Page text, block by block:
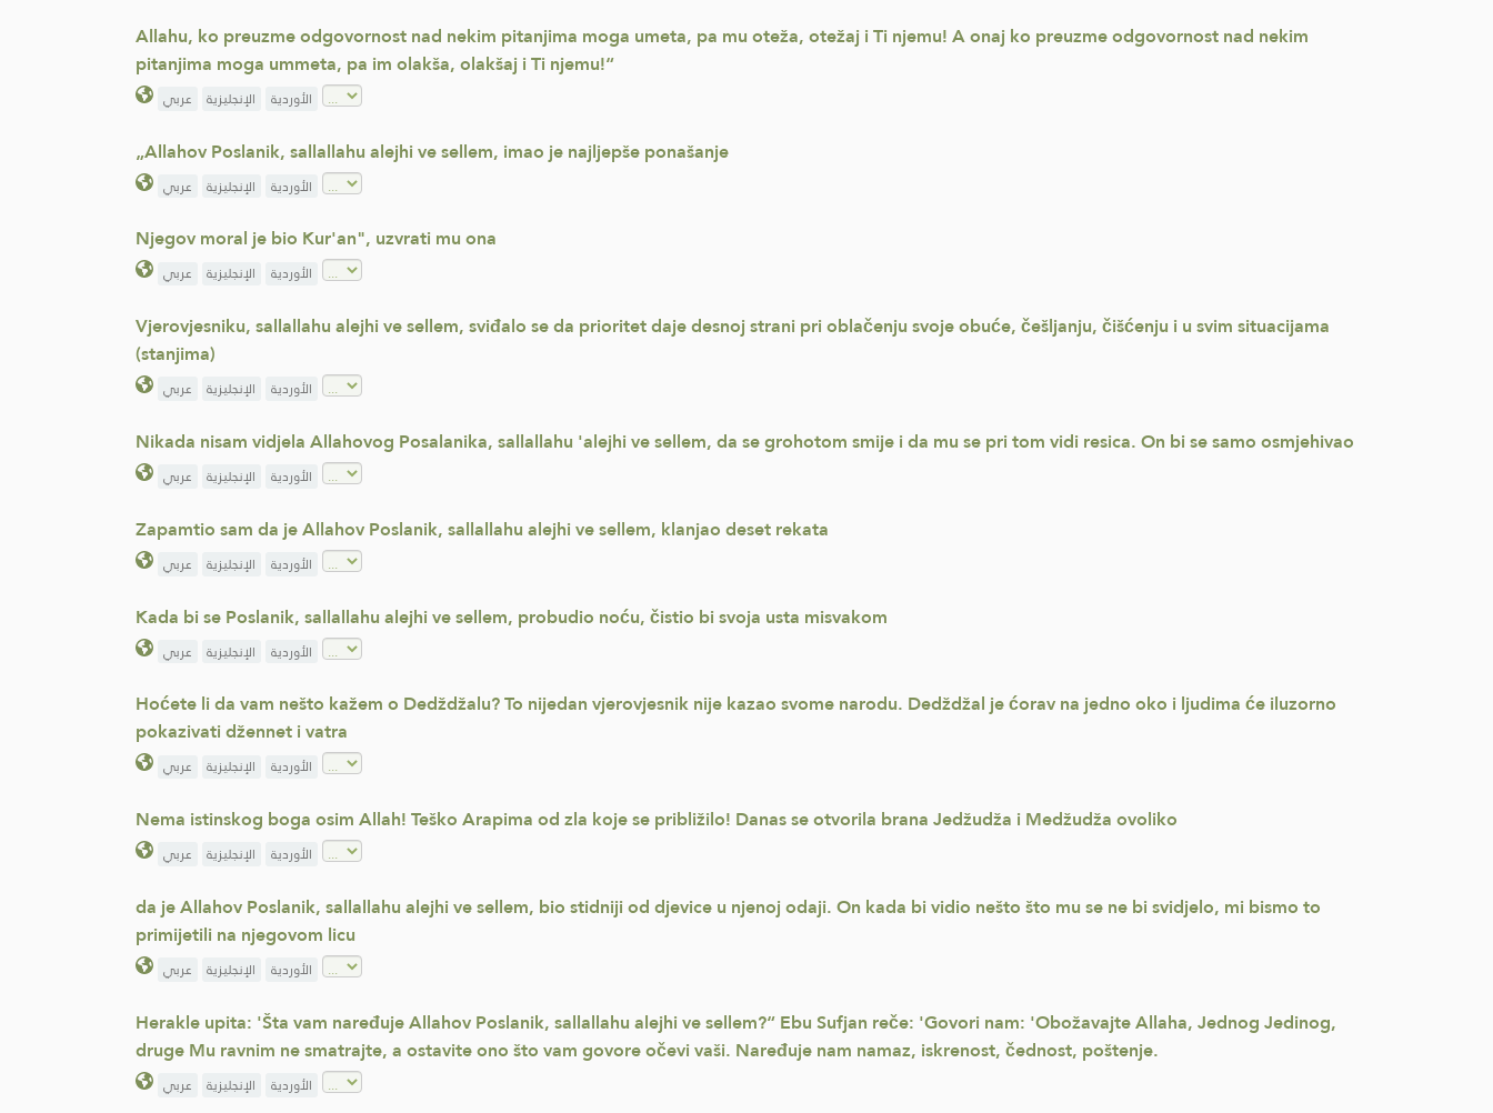
Allahu, ko preuzme odgovornost nad nekim pitanjima moga umeta, pa mu oteža, otežaj i Ti njemu! A onaj ko preuzme odgovornost nad nekim
pitanjima moga ummeta, pa im olakša, olakšaj i Ti njemu!“
عربي الإنجليزية الأوردية
„Allahov Poslanik, sallallahu alejhi ve sellem, imao je najljepše ponašanje
عربي الإنجليزية الأوردية
Njegov moral je bio Kur'an", uzvrati mu ona
عربي الإنجليزية الأوردية
Vjerovjesniku, sallallahu alejhi ve sellem, sviđalo se da prioritet daje desnoj strani pri oblačenju svoje obuće, češljanju, čišćenju i u svim situacijama
(stanjima)
عربي الإنجليزية الأوردية
Nikada nisam vidjela Allahovog Posalanika, sallallahu 'alejhi ve sellem, da se grohotom smije i da mu se pri tom vidi resica. On bi se samo osmjehivao
عربي الإنجليزية الأوردية
Zapamtio sam da je Allahov Poslanik, sallallahu alejhi ve sellem, klanjao deset rekata
عربي الإنجليزية الأوردية
Kada bi se Poslanik, sallallahu alejhi ve sellem, probudio noću, čistio bi svoja usta misvakom
عربي الإنجليزية الأوردية
Hoćete li da vam nešto kažem o Dedždžalu? To nijedan vjerovjesnik nije kazao svome narodu. Dedždžal je ćorav na jedno oko i ljudima će iluzorno
pokazivati džennet i vatra
عربي الإنجليزية الأوردية
Nema istinskog boga osim Allah! Teško Arapima od zla koje se približilo! Danas se otvorila brana Jedžudža i Medžudža ovoliko
عربي الإنجليزية الأوردية
da je Allahov Poslanik, sallallahu alejhi ve sellem, bio stidniji od djevice u njenoj odaji. On kada bi vidio nešto što mu se ne bi svidjelo, mi bismo to
primijetili na njegovom licu
عربي الإنجليزية الأوردية
Herakle upita: 'Šta vam naređuje Allahov Poslanik, sallallahu alejhi ve sellem?“ Ebu Sufjan reče: 'Govori nam: 'Obožavajte Allaha, Jednog Jedinog,
druge Mu ravnim ne smatrajte, a ostavite ono što vam govore očevi vaši. Naređuje nam namaz, iskrenost, čednost, poštenje.
عربي الإنجليزية الأوردية